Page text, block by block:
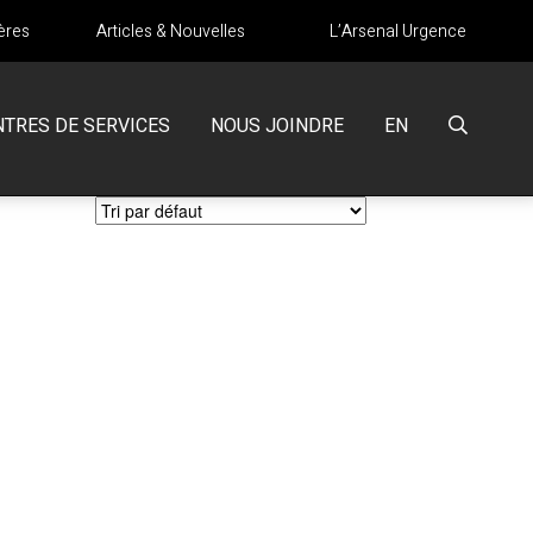
Articles & Nouvelles L’Arsenal Urgence
DE SERVICES NOUS JOINDRE EN